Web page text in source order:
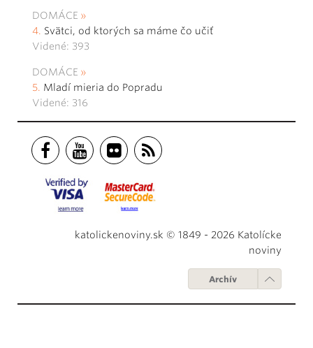
DOMÁCE
Svätci, od ktorých sa máme čo učiť
Videné: 393
DOMÁCE
Mladí mieria do Popradu
Videné: 316
katolickenoviny.sk © 1849 - 2026 Katolícke
noviny
Archív